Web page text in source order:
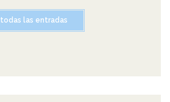
todas las entradas